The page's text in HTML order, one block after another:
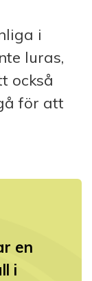
i
luras,
också
för att
en
i